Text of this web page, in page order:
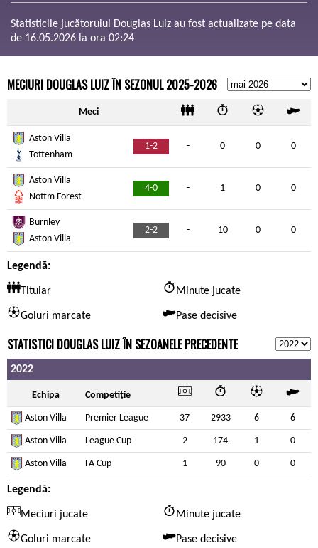
Statisticile jucătorului Douglas Luiz au fost actualizate pe data
de 16.05.2026 la ora 02:24
MECIURI DOUGLAS LUIZ ÎN SEZONUL 2025-2026
Meci
Aston Villa
1-2
Tottenham
- 0 0 0
Aston Villa
4-0
Nottm Forest
- 1 0 0
Burnley
2-2
Aston Villa
- 10 0 0
Legendă:
Titular Minute jucate
Goluri marcate Pase decisive
STATISTICI DOUGLAS LUIZ ÎN SEZOANELE PRECEDENTE
2022
Echipa Competiție
Aston Villa Premier League 37 2933 6 6
Aston Villa League Cup 2 174 1 0
Aston Villa FA Cup 1 90 0 0
Legendă:
Meciuri jucate Minute jucate
Goluri marcate Pase decisive